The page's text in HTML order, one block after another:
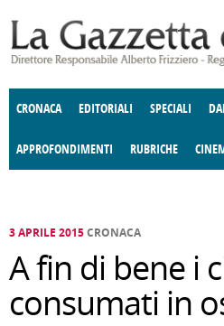
CRONACA EDITORIALI SPECIALI
APPROFONDIMENTI
E SPETTACOLI POLITICA
RUBRICHE
DELLE IDEE FATTI DELLO SPIRITO
3 APRILE 2015CRONACA
A fin di bene i
consumati in